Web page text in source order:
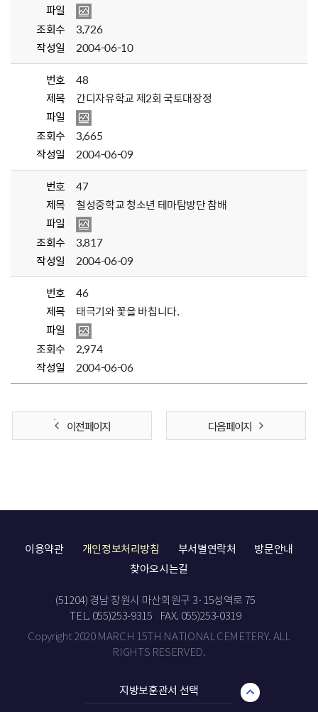
파일
조회수
3,726
작성일
2004-06-10
번호
48
제목
간디자유학교 제2회 국토대장정
파일
조회수
3,665
작성일
2004-06-09
번호
47
제목
철성중학교 청소년 테마탐방단 참배
파일
조회수
3,817
작성일
2004-06-09
번호
46
제목
태극기와 꽃을 바칩니다.
파일
조회수
2,974
작성일
2004-06-06
이전 페이지 다음 페이지
이용약관 개인정보처리방침 부서별연락처
방문안내
찾아오시는길
(51204) 경남 창원시 마산회원구 3·15성역로 75
TEL. 055)253-9315
FAX. 055)253-0319
Copyright 2020 MARCH 15TH NATIONAL CEMETERY. ALL
RIGHTS RESERVED.
지방보훈관서 선택